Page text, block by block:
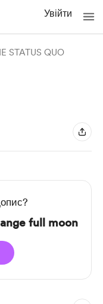
Увійти
STATUS QUO
full moon